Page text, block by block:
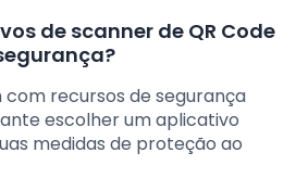
de scanner de QR Code
com recursos de segurança
escolher um aplicativo
medidas de proteção ao